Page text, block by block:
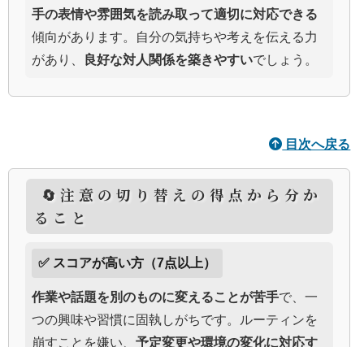
手の表情や雰囲気を読み取って適切に対応できる
傾向があります。自分の気持ちや考えを伝える力
があり、
良好な対人関係を築きやすいでしょう。
目次へ戻る
🔄注意の切り替えの得点から分か
ること
✅ スコアが高い方（7点以上）
作業や話題を別のものに変えることが苦手で、一
つの興味や習慣に固執しがちです。ルーティンを
崩すことを嫌い、 予定変更や環境の変化に対応す